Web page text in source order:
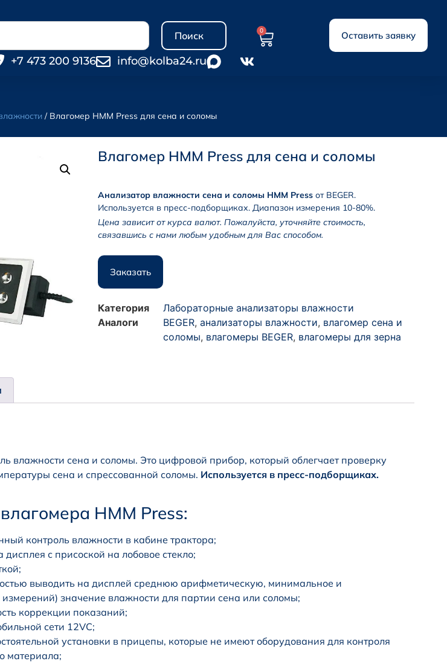
Поиск 0 Оставить заявку
+7 473 200 9136 info@kolba24.ru
/ Влагомер HMM Press для сена и соломы
Влагомер HMM Press для сена и соломы
Анализатор влажности сена и соломы HMM Press от BEGER.
Используется в пресс-подборщиках. Диапазон измерения 10-80%.
Цена зависит от курса валют. Пожалуйста, уточняйте стоимость,
связавшись с нами любым удобным для Вас способом.
Заказать
Категория
Лабораторные анализаторы влажности
Аналоги
BEGER, анализаторы влажности, влагомер сена и
соломы, влагомеры BEGER, влагомеры для зерна
влажности сена и соломы. Это цифровой прибор, который облегчает проверку
сена и спрессованной соломы. Используется в пресс-подборщиках.
HMM Press:
контроль влажности в кабине трактора;
дисплея с присоской на лобовое стекло;
выводить на дисплей среднюю арифметическую, минимальное и
значение влажности для партии сена или соломы;
коррекции показаний;
сети 12VС;
установки в прицепы, которые не имеют оборудования для контроля
материала;